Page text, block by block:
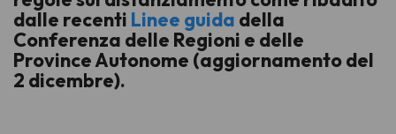
dalle recenti Linee guida della
Conferenza delle Regioni e delle
Province Autonome (aggiornamento del
2 dicembre).